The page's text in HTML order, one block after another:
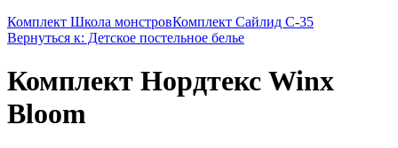
Комплект Школа монстровКомплект Сайлид С-35
Вернуться к: Детское постельное белье
Комплект Нордтекс Winx
Bloom